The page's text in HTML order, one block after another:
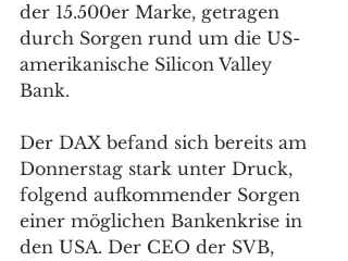
der 15.500er Marke, getragen
durch Sorgen rund um die US-
amerikanische Silicon Valley
Bank.
Der DAX befand sich bereits am
Donnerstag stark unter Druck,
folgend aufkommender Sorgen
einer möglichen Bankenkrise in
den USA. Der CEO der SVB,